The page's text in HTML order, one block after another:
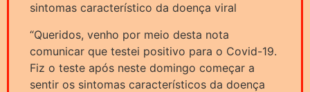
sintomas característico da doença viral
“Queridos, venho por meio desta nota
comunicar que testei positivo para o Covid-19.
Fiz o teste após neste domingo começar a
sentir os sintomas característicos da doença